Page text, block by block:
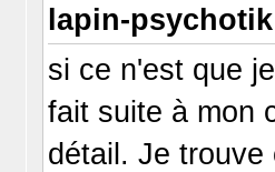
lapin-
si ce n'est que
fait suite à mon
détail. Je trouve